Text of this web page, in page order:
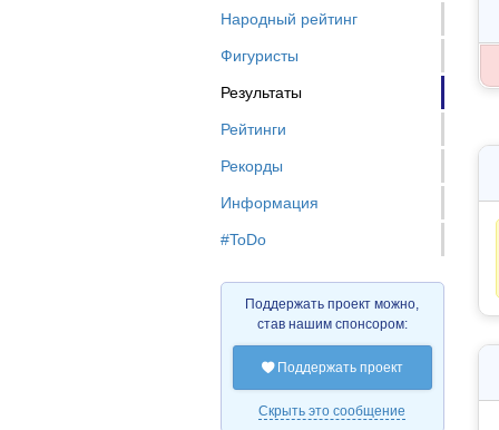
Народный рейтинг
Фигуристы
Результаты
Рейтинги
Рекорды
Информация
#ToDo
Поддержать проект можно,
став нашим спонсором:
Поддержать проект
Скрыть это сообщение